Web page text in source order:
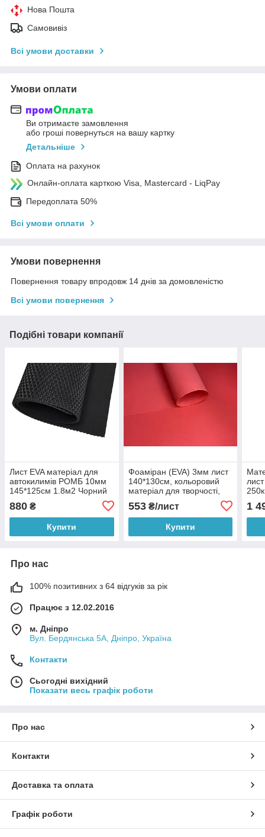
Нова Пошта
Самовивіз
Всі умови доставки
Умови оплати
Ви отримаєте замовлення
або гроші повернуться на вашу картку
Детальніше
Оплата на рахунок
Онлайн-оплата карткою Visa, Mastercard - LiqPay
Передоплата 50%
Всі умови оплати
Умови повернення
Повернення товару впродовж 14 днів за домовленістю
Всі умови повернення
Подібні товари компанії
Лист EVA матеріал для
автокилимів РОМБ 10мм
145*125см 1.8м2 Чорний
880 ₴
Купити
Фоаміран (EVA) 3мм лист
140*130см, кольоровий
матеріал для творчості,
косплей
553₴/лист
Купити
1
Про нас
100% позитивних з 64 відгуків за рік
Працює з 12.02.2016
м. Дніпро
Вул. Бердянська 5А, Дніпро, Україна
Контакти
Сьогодні вихідний
Показати весь графік роботи
Про нас
Контакти
Доставка та оплата
Графік роботи